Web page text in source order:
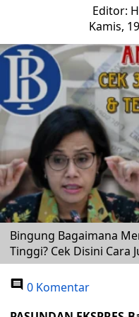
Editor:
Kamis,
Bingung Bagaimana
Tinggi? Cek Disini Cara
0 Komentar